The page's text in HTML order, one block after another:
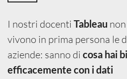
I nostri docenti Tableau
vivono in prima persona le
aziende: sanno di cosa hai
efficacemente con i dati